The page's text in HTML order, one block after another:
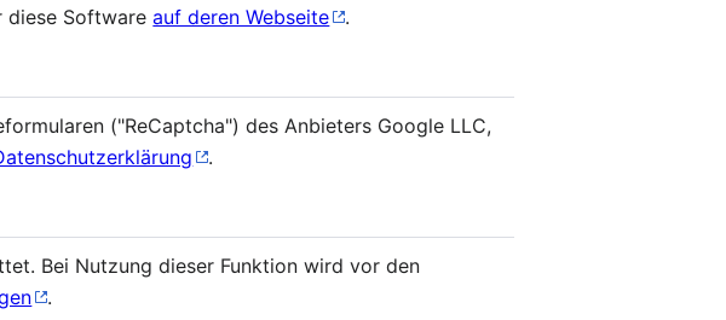
diese Softwareauf deren Webseite .
("ReCaptcha") des Anbieters Google LLC,
.
Bei Nutzung dieser Funktion wird vor den
.